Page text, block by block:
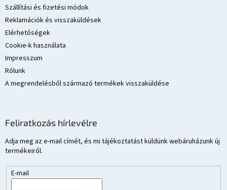
Szállítási és fizetési módok
Reklamációk és visszaküldések
Elérhetőségek
Cookie-k használata
Impresszum
Rólunk
A megrendelésből származó termékek visszaküldése
Feliratkozás hírlevélre
Adja meg az e-mail címét, és mi tájékoztatást küldünk webáruházunk új
termékeiről.
E-mail